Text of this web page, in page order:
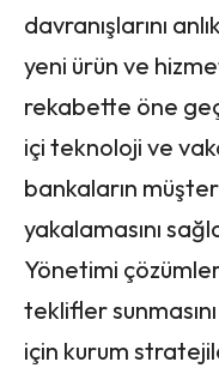
davranışlarını
yeni ürün ve
rekabette öne
içi teknoloji ve
bankaların
yakalamasını
Yönetimi
teklifler
için kurum